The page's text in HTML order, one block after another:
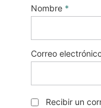
Nombre *
Correo
Recibir un